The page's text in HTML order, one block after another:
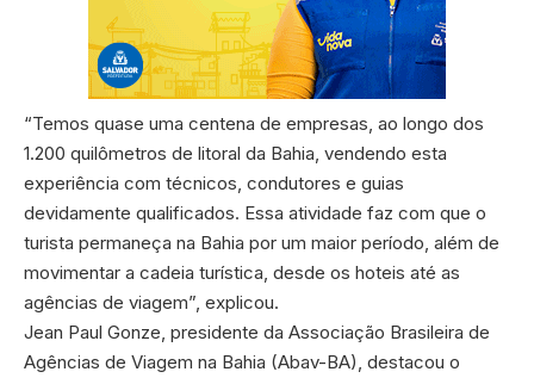
“Temos quase uma centena de empresas, ao longo dos
1.200 quilômetros de litoral da Bahia, vendendo esta
experiência com técnicos, condutores e guias
devidamente qualificados. Essa atividade faz com que o
turista permaneça na Bahia por um maior período, além de
movimentar a cadeia turística, desde os hoteis até as
agências de viagem”, explicou.
Jean Paul Gonze, presidente da Associação Brasileira de
Agências de Viagem na Bahia (Abav-BA), destacou o